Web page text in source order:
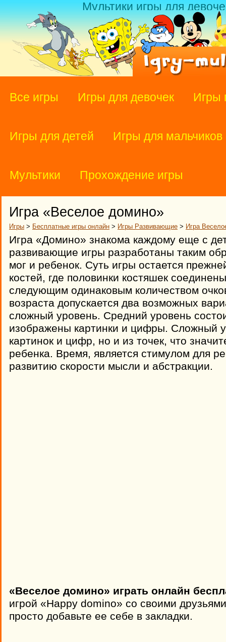
Мультики игры для
Все игры Игры для девочек Игры
Игры для детей Игры для мальчиков
Мультики Прохождение игры
Игра «Веселое домино»
Игры > Бесплатные игры онлайн > Игры Развивающие > Игра
Игра «Домино» знакома каждому еще с
развивающие игры разработаны таким
мог и ребенок. Суть игры остается
костей, где половинки костяшек
следующим одинаковым количеством
возраста допускается два возможных
сложный уровень. Средний уровень
изображены картинки и цифры. Сложный
картинок и цифр, но и из точек, что
ребенка. Время, является стимулом для
развитию скорости мысли и абстракции.
«Веселое домино» играть онлайн
игрой «Happy domino» со своими
просто добавьте ее себе в закладки.